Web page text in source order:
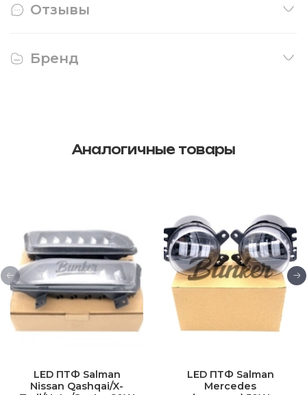
Отзывы
Бренд
Аналогичные товары
LED ПТФ Salman
Nissan Qashqai/X-
LED ПТФ Salman
Mercedes